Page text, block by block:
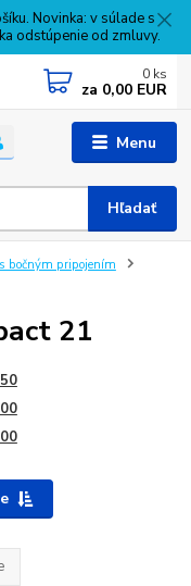
Novinka: v súlade s
odstúpenie od zmluvy.
Menu
Hľadať
0 ks
za 0,00 EUR
bočným pripojením
21